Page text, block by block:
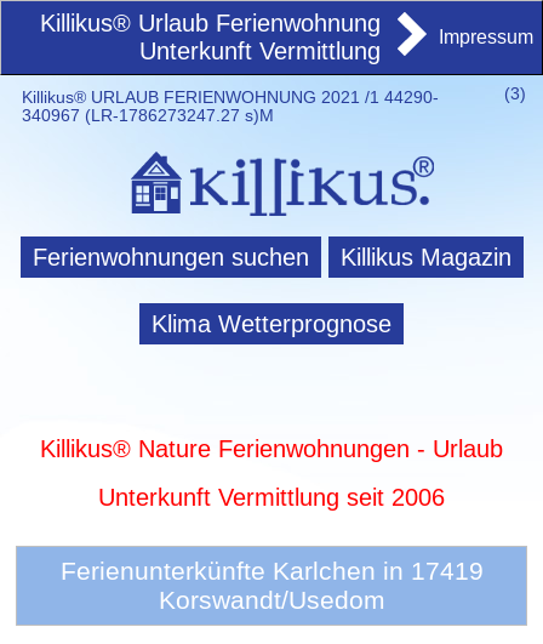
Killikus® Urlaub Ferienwohnung
Unterkunft Vermittlung
Impressum
(3)
Killikus® URLAUB FERIENWOHNUNG 2021 /1 44290-
340967 (LR-1786273247.27 s)M
Ferienwohnungen suchen Killikus Magazin
Klima Wetterprognose
Killikus® Nature Ferienwohnungen - Urlaub
Unterkunft Vermittlung seit 2006
Ferienunterkünfte Karlchen in 17419
Korswandt/Usedom